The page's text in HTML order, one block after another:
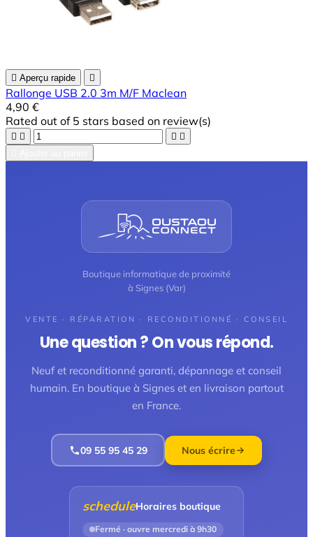
 Aperçu rapide 
Rallonge USB 2.0 3m M/F Maclean
4,90 €
Rated out of 5 stars based on review(s)
   
Boutique informatique de proximité
à Signes (Var)
VENTE · RÉPARATION · RECONDITIONNÉ · CONSEIL
Une question ? On vous répond.
Neuf et reconditionné garanti, dépannage et conseil
humain. En boutique à Signes et en livraison partout
en France.
09 55 95 45 29 Nous écrire
scheduleHoraires boutique
Fermé · ouvre mercredi à 9h30